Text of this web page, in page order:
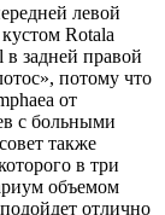
левой
Rotala
в задней правой
потому что
от
с больными
также
в три
объемом
отлично